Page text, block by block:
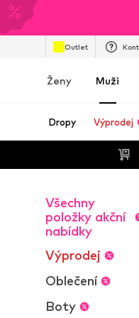
Outlet
Ženy Muži
Dropy Výprodej
Všechny
položky akční
nabídky
Výprodej
Oblečení
Boty